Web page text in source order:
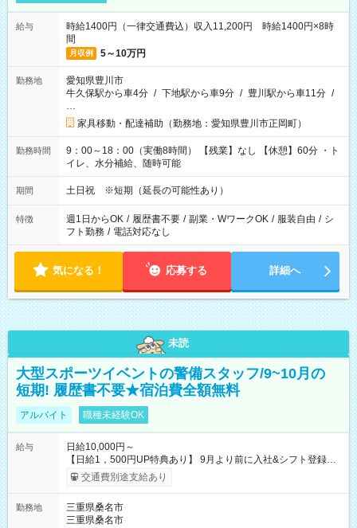
給与
時給1400円（一律交通費込）収入11,200円 時給1400円×8時
間
月収例 5～10万円
勤務地
愛知県豊川市
牛久保駅から車4分 / 下地駅から車9分 / 豊川駅から車11分 /
…
家具移動・配達補助（勤務地：愛知県豊川市正岡町）
勤務時間
9：00～18：00（実働8時間） 【残業】なし 【休憩】60分 ・ト
イレ、水分補給、随時可能
期間 土日祝 ※短期（延長の可能性あり）
特徴 週1日からOK / 履歴書不要 / 副業・WワークOK / 服装自由 / シ
フト勤務 / 電話対応なし
気になる！ 応募する 詳細へ
未読
大型スポーツイベントの警備スタッフ/9~10月の
短期! 履歴書不要★宿泊費全額無料
アルバイト 職種未経験OK
給与
日給10,000円～
【日給1，500円UP特典あり】 9月より前に入社&シフト登録す
ると 期間中(9/16~10/23) の日給がUP! 日給1万1500円でしっか
り稼げます♪ 【試用期間】試用期間なし
交通費別途支給あり
勤務地
三重県桑名市
三重県桑名市